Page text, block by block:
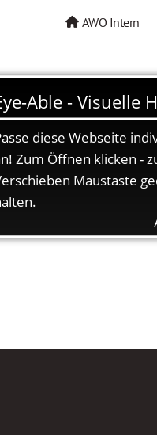
AWO Intern
als Arbeitgeber